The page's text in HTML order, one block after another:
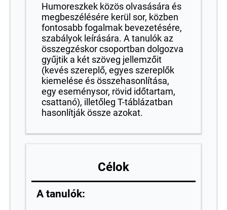
Humoreszkek közös olvasására és
megbeszélésére kerül sor, közben
fontosabb fogalmak bevezetésére,
szabályok leírására. A tanulók az
összegzéskor csoportban dolgozva
gyűjtik a két szöveg jellemzőit
(kevés szereplő, egyes szereplők
kiemelése és összehasonlítása,
egy eseménysor, rövid időtartam,
csattanó), illetőleg T-táblázatban
hasonlítják össze azokat.
Célok
A tanulók: